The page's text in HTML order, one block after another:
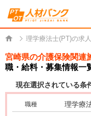
理学療法士(PT)の求
宮崎県の介護保険関連
職・給料・募集情報一
現在選択されている条
職種 理学療